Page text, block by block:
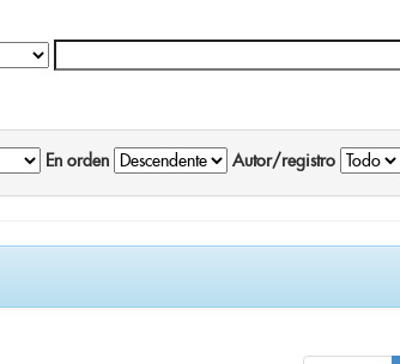
En orden Autor/registro